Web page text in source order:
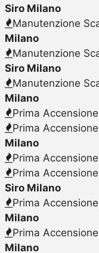
Siro Milano
Manutenzione
Milano
Manutenzione
Siro Milano
Manutenzione
Milano
Prima
Prima
Milano
Prima
Prima
Siro Milano
Prima
Milano
Prima
Milano